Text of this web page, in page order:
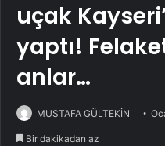
uçak
yaptı!
anlar…
MUSTAFA GÜLTEKİN
Bir dakikadan az